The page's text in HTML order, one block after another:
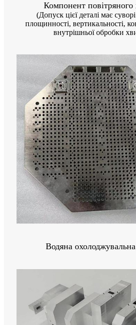
Компонент повітряного
(Допуск цієї деталі має
площинності, вертикальності,
внутрішньої обробки
Водяна